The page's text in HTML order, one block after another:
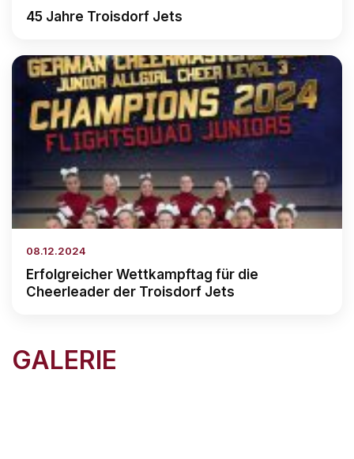
45 Jahre Troisdorf Jets
08.12.2024
Erfolgreicher Wettkampftag für die
Cheerleader der Troisdorf Jets
GALERIE